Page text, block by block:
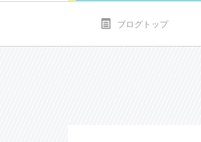
ブログトップ